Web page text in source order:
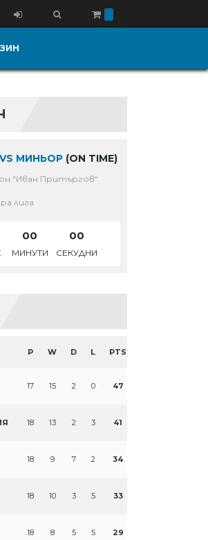
МИНЬОР (ON TIME)
"Иван Притъргов"
лига
00
МИНУТИ
00
СЕКУДНИ
P W D L PTS
17 15 2 0 47
18 13 2 3 41
18 9 7 2 34
18 10 3 5 33
18 8 5 5 29